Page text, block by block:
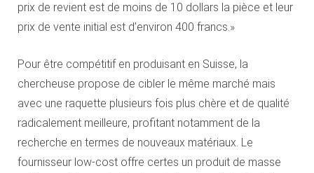
prix de revient est de moins de 10 dollars la pièce et leur
prix de vente initial est d’environ 400 francs.»
Pour être compétitif en produisant en Suisse, la
chercheuse propose de cibler le même marché mais
avec une raquette plusieurs fois plus chère et de qualité
radicalement meilleure, profitant notamment de la
recherche en termes de nouveaux matériaux. Le
fournisseur low-cost offre certes un produit de masse